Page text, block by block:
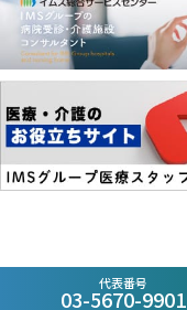
代表番号
03-5670-9901
個人情報保護方針